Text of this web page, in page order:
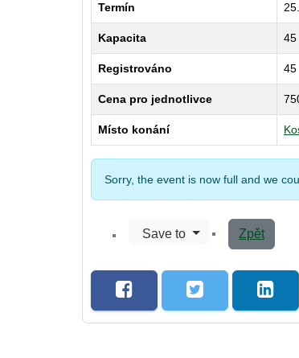
Termín
Kapacita 45
Registrováno 45
Cena pro jednotlivce
Místo konání
Sorry, the event is now full and we
Save to Zpět